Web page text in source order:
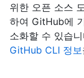
위한 오픈 소스
하여 GitHub에
소화할 수 있습
GitHub CLI 정보